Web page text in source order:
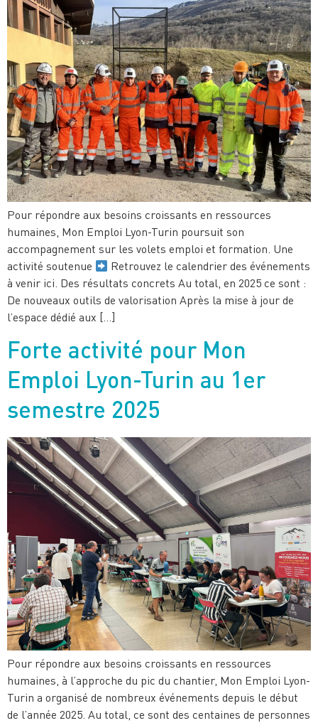
Pour répondre aux besoins croissants en ressources
humaines, Mon Emploi Lyon-Turin poursuit son
accompagnement sur les volets emploi et formation. Une
activité soutenue
Retrouvez le calendrier des événements
à venir ici. Des résultats concrets Au total, en 2025 ce sont :
De nouveaux outils de valorisation Après la mise à jour de
l’espace dédié aux […]
Forte activité pour Mon
Emploi Lyon-Turin au 1er
semestre 2025
Pour répondre aux besoins croissants en ressources
humaines, à l’approche du pic du chantier, Mon Emploi Lyon-
Turin a organisé de nombreux événements depuis le début
de l’année 2025. Au total, ce sont des centaines de personnes